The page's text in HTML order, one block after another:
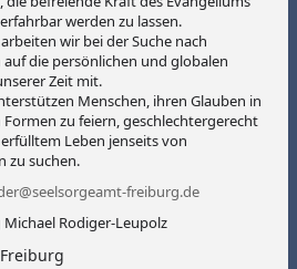
Messerbauer)
werden zu lassen.
wir bei der Suche nach
die persönlichen und globalen
Zeit mit.
Menschen, ihren Glauben in
zu feiern, geschlechtergerecht
Leben jenseits von
zu suchen.
freiburg.de
Rodiger-Leupolz